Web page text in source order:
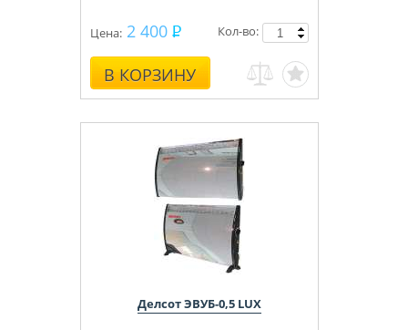
Цена: 2 400
В КОРЗИНУ
Кол-во:
Делсот ЭВУБ-0,5 LUX